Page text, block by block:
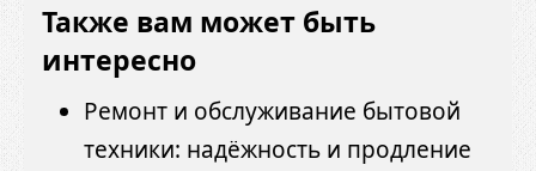
Также вам может быть
интересно
Ремонт и обслуживание бытовой
техники: надёжность и продление